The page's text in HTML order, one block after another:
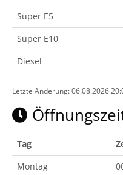
Super E5
Super E10
Diesel
Letzte Änderung: 06.08.2026
Tag
Montag